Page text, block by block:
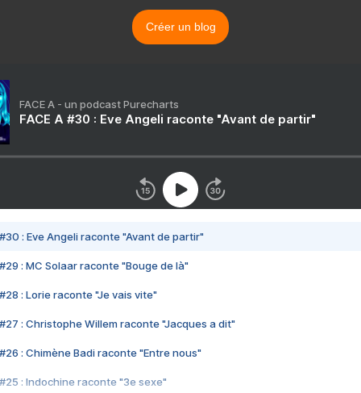
Créer un blog
FACE A - un podcast Purecharts
FACE A #30 : Eve Angeli raconte "Avant de partir"
#30 : Eve Angeli raconte "Avant de partir"
#29 : MC Solaar raconte "Bouge de là"
#28 : Lorie raconte "Je vais vite"
#27 : Christophe Willem raconte "Jacques a dit"
#26 : Chimène Badi raconte "Entre nous"
#25 : Indochine raconte "3e sexe"